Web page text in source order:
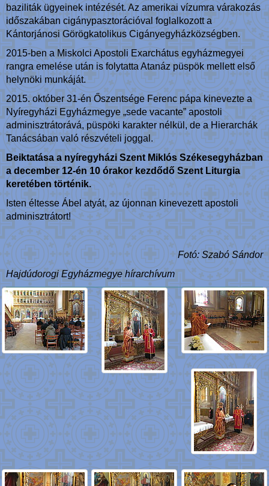
baziliták ügyeinek intézését. Az amerikai vízumra várakozás
időszakában cigánypasztorációval foglalkozott a
Kántorjánosi Görögkatolikus Cigányegyházközségben.
2015-ben a Miskolci Apostoli Exarchátus egyházmegyei
rangra emelése után is folytatta Atanáz püspök mellett első
helynöki munkáját.
2015. október 31-én Őszentsége Ferenc pápa kinevezte a
Nyíregyházi Egyházmegye „sede vacante” apostoli
adminisztrátorává, püspöki karakter nélkül, de a Hierarchák
Tanácsában való részvételi joggal.
Beiktatása a nyíregyházi Szent Miklós Székesegyházban
a december 12-én 10 órakor kezdődő Szent Liturgia
keretében történik.
Isten éltesse Ábel atyát, az újonnan kinevezett apostoli
adminisztrátort!
Fotó: Szabó Sándor
Hajdúdorogi Egyházmegye hírarchívum